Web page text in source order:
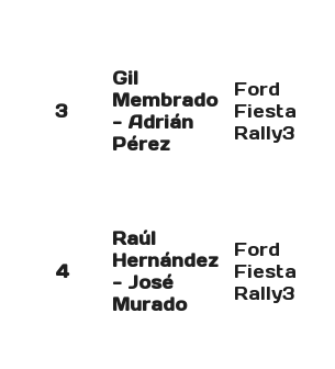
3
Gil
Membrado
- Adrián
Pérez
Ford
Fiesta
Rally3
4
Raúl
Hernández
- José
Murado
Ford
Fiesta
Rally3